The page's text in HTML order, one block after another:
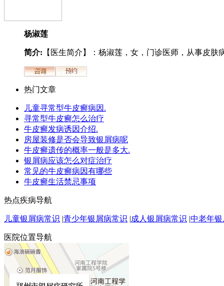
杨淑莲
简介: 【医生简介】：杨淑莲，女，门诊医师，从事皮肤
热门文章
儿童寻常型牛皮癣病因.
寻常型牛皮癣怎么治疗
牛皮癣发病诱因介绍.
房屋装修是否会导致银屑病呢
牛皮癣遗传的概率一般是多大.
银屑病应该怎么对症治疗
常见的牛皮癣病因有哪些
牛皮癣生活禁忌事项
热点疾病导航
儿童银屑病常识 |青少年银屑病常识 |成人银屑病常识 |中老年
医院位置导航